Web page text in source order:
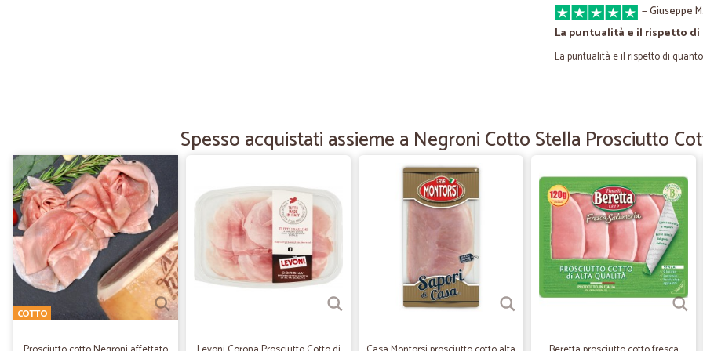
—Giuseppe M.
La puntualità e il rispetto
La puntualità e il rispetto di
Bravissimi
Bravissimi. Ho acquistato solo
Qualità alta. Precisi con la
—Simone S.
servizio ottimo
servizio ottimo
Spesso acquistati assieme a Negroni Cotto Stella Prosciutto
COTTO